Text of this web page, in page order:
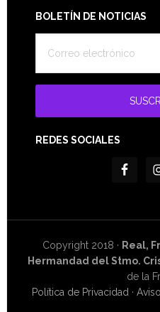
Footer
BOLETÍN DE NOTICIAS
REDES SOCIALES
Copyright 2018 · Real,
Hermandad del Stmo.
de la
Política de Privacidad ·